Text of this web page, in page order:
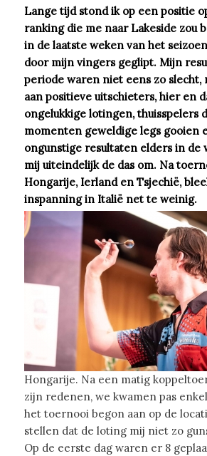
Lange tijd stond ik op een positie
ranking die me naar Lakeside zou
in de laatste weken van het
door mijn vingers geglipt. Mijn
periode waren niet eens zo slecht,
aan positieve uitschieters, hier en
ongelukkige lotingen, thuisspelers
momenten geweldige legs gooien
ongunstige resultaten elders in de
mij uiteindelijk de das om. Na
Hongarije, Ierland en Tsjechië,
inspanning in Italië net te weinig.
Hongarije. Na een matig
zijn redenen, we kwamen pas
het toernooi begon aan op de
stellen dat de loting mij niet zo
Op de eerste dag waren er 8